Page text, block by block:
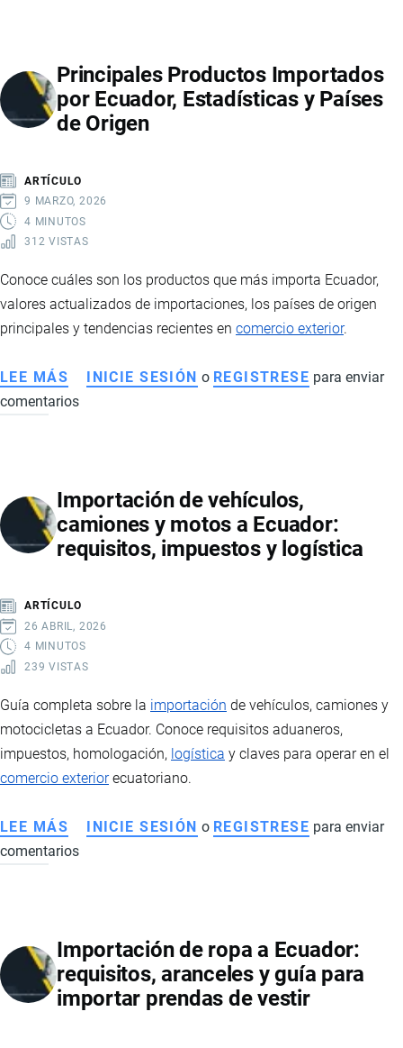
ECUADOR:
QUÉ
IMPUESTOS
Y
CÓMO
SE
Principales Productos Importados
por Ecuador, Estadísticas y Países
de Origen
ARTÍCULO
9 MARZO, 2026
4 MINUTOS
312 VISTAS
Conoce cuáles son los productos que más importa Ecuador,
valores actualizados de importaciones, los países de origen
principales y tendencias recientes en comercio exterior.
LEE MÁS SOBRE
PRINCIPALES
ECUADOR,
ESTADÍSTICAS
Y
ORIGEN
INICIE SESIÓN o REGISTRESE para enviar
comentarios
Importación de vehículos,
camiones y motos a Ecuador:
requisitos, impuestos y logística
ARTÍCULO
26 ABRIL, 2026
4 MINUTOS
239 VISTAS
Guía completa sobre la importación de vehículos, camiones y
motocicletas a Ecuador. Conoce requisitos aduaneros,
impuestos, homologación, logística y claves para operar en el
comercio exteriorecuatoriano.
LEE MÁS SOBRE
IMPORTACIÓN
Y
MOTOS
A
INICIE SESIÓN o REGISTRESE para enviar
comentarios
Importación de ropa a Ecuador:
requisitos, aranceles y guía para
importar prendas de vestir